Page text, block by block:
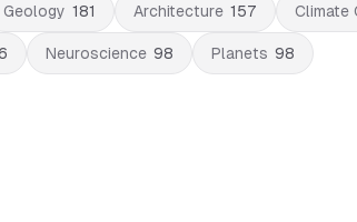
Geology 181 Architecture 157 Climate
Neuroscience 98 Planets 98